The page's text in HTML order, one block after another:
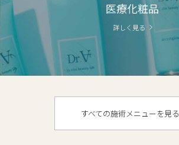
医療化粧品
詳しく見る
すべての施術メニューを見る